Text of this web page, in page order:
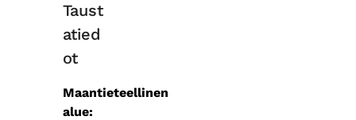
Taust
atied
ot
Maantieteellinen
alue